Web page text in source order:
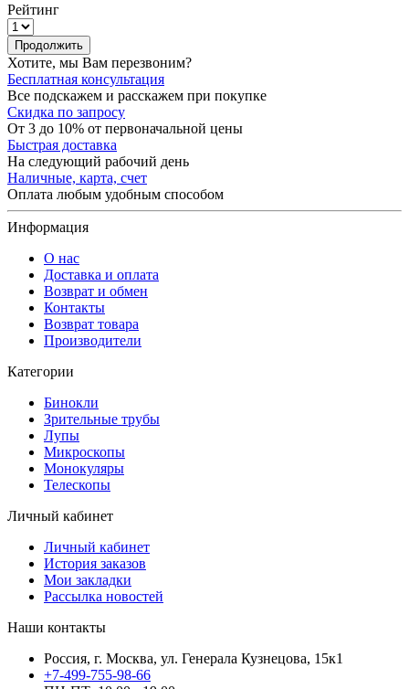
Рейтинг
Продолжить
Хотите, мы Вам перезвоним?
Бесплатная консультация
Все подскажем и расскажем при покупке
Скидка по запросу
От 3 до 10% от первоначальной цены
Быстрая доставка
На следующий рабочий день
Наличные, карта, счет
Оплата любым удобным способом
Информация
О нас
Доставка и оплата
Возврат и обмен
Контакты
Возврат товара
Производители
Категории
Бинокли
Зрительные трубы
Лупы
Микроскопы
Монокуляры
Телескопы
Личный кабинет
Личный кабинет
История заказов
Мои закладки
Рассылка новостей
Наши контакты
Россия, г. Москва, ул. Генерала Кузнецова, 15к1
+7-499-755-98-66